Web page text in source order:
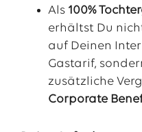
Als 100%
erhältst Du
auf Deinen
Gastarif,
zusätzliche
Corporate